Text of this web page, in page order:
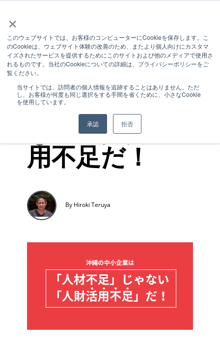
×
このウェブサイトでは、お客様のコンピューターにCookieを保存します。こ
のCookieは、ウェブサイト体験の改善のため、またより個人向けにカスタマ
イズされたサービスを提供するためにこのサイトおよび他のメディアで使用さ
れるものです。当社のCookieについての詳細は、プライバシーポリシーをご
覧ください。
当サイトでは、訪問者の個人情報を追跡することはありません。ただ
し、お客様が何度も同じ選択をする手間を省くために、小さなCookie
を使用しています。
承認 拒否
1 MIN READ
沖縄の企業は
人材不足じゃ
ない、人財活
用不足だ！
By Hiroki Teruya